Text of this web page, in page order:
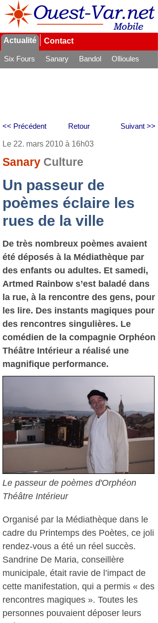
Actualité Contact
Six Fours Sanary Bandol
Ollioules
Retour
<< Précédent Suivant >>
Le 22. mars 2010 à 16h03
Sanary Culture
Un passeur de
poèmes éclaire les
rues de la ville
De très nombreux poèmes avaient
été déposés à la Médiathèque par
des enfants ou adultes. Et samedi,
Artmed Rainbow s’est baladé dans
la rue, à la rencontre des gens, pour
les lire. Des instants magiques pour
des rencontres singulières. Le
comédien de la compagnie Orphéon
Théâtre Intérieur a réalisé une
magnifique performance.
Le passeur de poèmes d'Orphéon
Théâtre Intérieur
Organisé par la Médiathèque dans le
cadre du Printemps des Poètes, ce joli
rendez-vous a été un réel succès.
Sandrine De Maria, conseillère
municipale, était ravie de l’impact de
cette manifestation, qui a permis « des
rencontres magiques ». Toutes les
personnes pouvaient déposer leurs